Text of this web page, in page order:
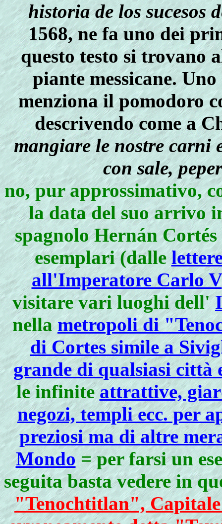
historia de los sucesos
1568, ne fa uno dei
questo testo si trovano
piante messicane.
menziona il pomodoro
descrivendo come a
mangiare le nostre carni
con sale,
no, pur approssimativo,
la data del suo arrivo
spagnolo Hernán
esemplari (dalle
all'Imperatore Carlo V
visitare vari luoghi dell'
nellametropoli di
di Cortes simile a
grande di qualsiasi città
le infiniteattrattive,
negozi, templi ecc. per
preziosi ma di altre
Mondo = per farsi un
seguita basta vedere in
"Tenochtitlan",